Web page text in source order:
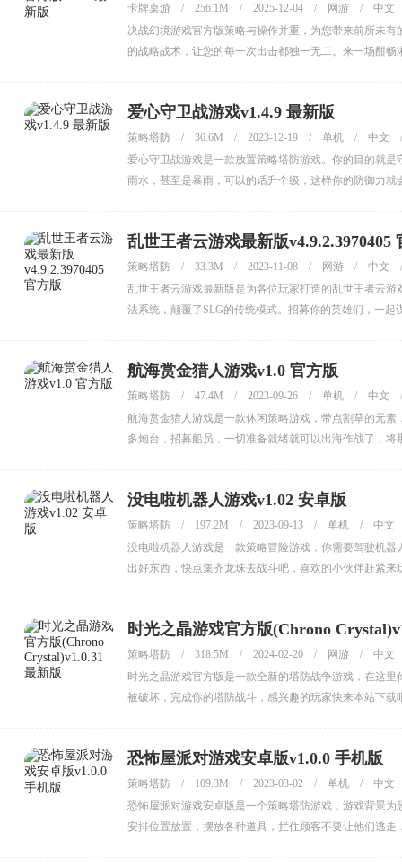
卡牌桌游 / 256.1M / 2025-12-04 / 网游 /
中文
决战幻境游戏官方版策略与操作并重，为您带来前所未
的战略战术，让您的每一次出击都独一无二。来一场酣
爱心守卫战游戏v1.4.9 最新版
策略塔防 / 36.6M / 2023-12-19 / 单机 / 中文
/
爱心守卫战游戏是一款放置策略塔防游戏。你的目的就
雨水，甚至是暴雨，可以的话升个级，这样你的防御力
乱世王者云游戏最新版v4.9.2.3970405
策略塔防 / 33.3M / 2023-11-08 / 网游 / 中文
/
乱世王者云游戏最新版是为各位玩家打造的乱世王者云
法系统，颠覆了SLG的传统模式。招募你的英雄们，一
航海赏金猎人游戏v1.0 官方版
策略塔防 / 47.4M / 2023-09-26 / 单机 / 中文
/
航海赏金猎人游戏是一款休闲策略游戏，带点割草的元
多炮台，招募船员，一切准备就绪就可以出海作战了，
没电啦机器人游戏v1.02 安卓版
策略塔防 / 197.2M / 2023-09-13 / 单机 /
中文
没电啦机器人游戏是一款策略冒险游戏，你需要驾驶机
出好东西，快点集齐龙珠去战斗吧，喜欢的小伙伴赶紧来
时光之晶游戏官方版(Chrono
策略塔防 / 318.5M / 2024-02-20 / 网游 /
中文
时光之晶游戏官方版是一款全新的塔防战争游戏，在这
被破坏，完成你的塔防战斗，感兴趣的玩家快来本站下载
恐怖屋派对游戏安卓版v1.0.0 手机版
策略塔防 / 109.3M / 2023-03-02 / 单机 /
中文
恐怖屋派对游戏安卓版是一个策略塔防游戏，游戏背景
安排位置放置，摆放各种道具，拦住顾客不要让他们逃